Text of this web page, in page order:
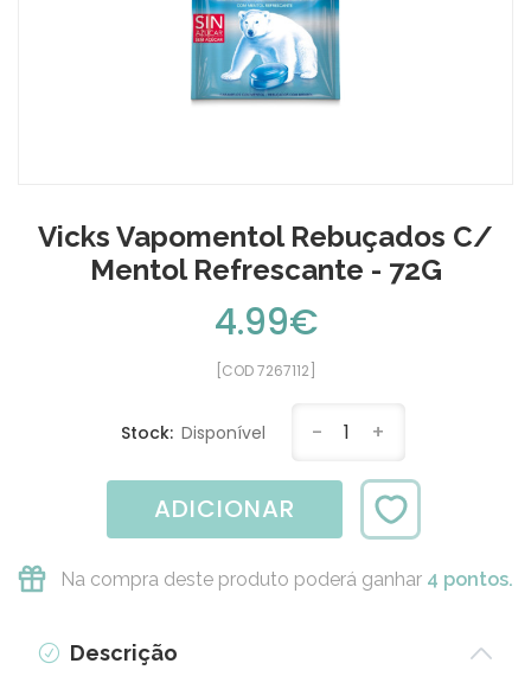
Vicks Vapomentol Rebuçados C/
Mentol Refrescante - 72G
4.99€
[COD 7267112]
Stock: Disponível - 1 +
ADICIONAR
Na compra deste produto poderá ganhar 4 pontos.
Descrição